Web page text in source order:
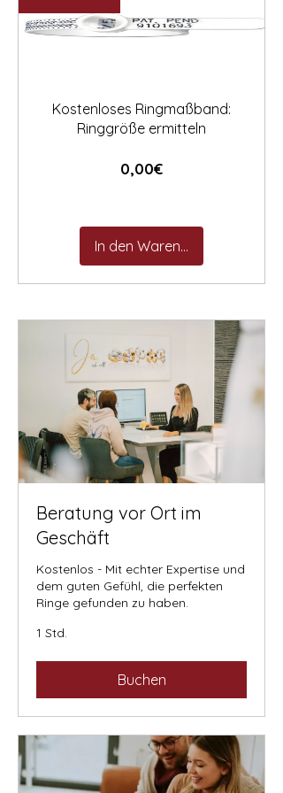
Kostenloses Ringmaßband:
Ringgröße ermitteln
0,00€Preis
In den Warenkorb
Beratung vor Ort im
Geschäft
Kostenlos - Mit echter Expertise und
dem guten Gefühl, die perfekten
Ringe gefunden zu haben.
1 Std.
Buchen